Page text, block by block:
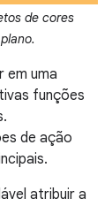
de cores
em uma
funções
de ação
atribuir a